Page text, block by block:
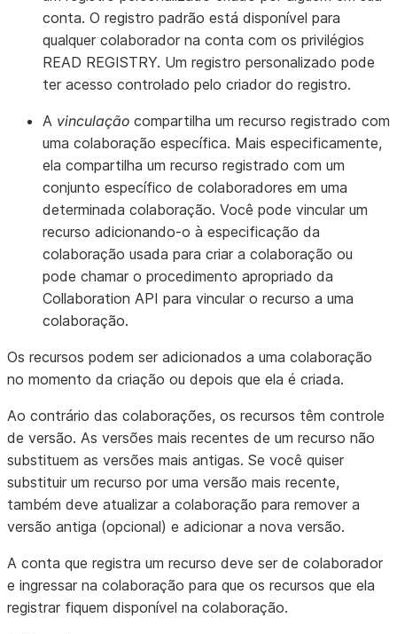
conta. O registro padrão está disponível para
qualquer colaborador na conta com os privilégios
READ REGISTRY. Um registro personalizado pode
ter acesso controlado pelo criador do registro.
A vinculação compartilha um recurso registrado com
uma colaboração específica. Mais especificamente,
ela compartilha um recurso registrado com um
conjunto específico de colaboradores em uma
determinada colaboração. Você pode vincular um
recurso adicionando-o à especificação da
colaboração usada para criar a colaboração ou
pode chamar o procedimento apropriado da
Collaboration API para vincular o recurso a uma
colaboração.
Os recursos podem ser adicionados a uma colaboração
no momento da criação ou depois que ela é criada.
Ao contrário das colaborações, os recursos têm controle
de versão. As versões mais recentes de um recurso não
substituem as versões mais antigas. Se você quiser
substituir um recurso por uma versão mais recente,
também deve atualizar a colaboração para remover a
versão antiga (opcional) e adicionar a nova versão.
A conta que registra um recurso deve ser de colaborador
e ingressar na colaboração para que os recursos que ela
registrar fiquem disponível na colaboração.